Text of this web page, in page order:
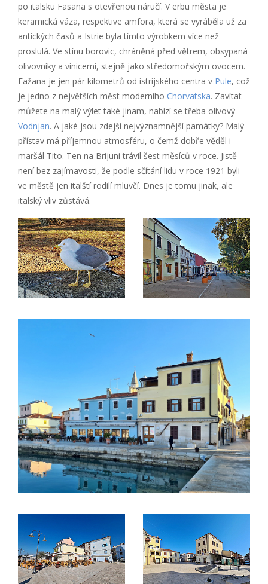
po italsku Fasana s otevřenou náručí. V erbu města je
keramická váza, respektive amfora, která se vyráběla už za
antických časů a Istrie byla tímto výrobkem více než
proslulá. Ve stínu borovic, chráněná před větrem, obsypaná
olivovníky a vinicemi, stejně jako středomořským ovocem.
Fažana je jen pár kilometrů od istrijského centra v Pule, což
je jedno z největších měst moderního Chorvatska. Zavítat
můžete na malý výlet také jinam, nabízí se třeba olivový
Vodnjan. A jaké jsou zdejší nejvýznamnější památky? Malý
přístav má příjemnou atmosféru, o čemž dobře věděl i
maršál Tito. Ten na Brijuni trávil šest měsíců v roce. Jistě
není bez zajímavosti, že podle sčítání lidu v roce 1921 byli
ve městě jen italští rodilí mluvčí. Dnes je tomu jinak, ale
italský vliv zůstává.